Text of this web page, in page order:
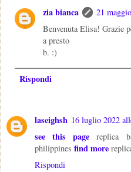
zia bianca
21
Benvenuta Elisa! Grazie
a presto
b. :)
Rispondi
laseighsh 16 luglio 2022
see this page replica
philippines find more
Rispondi